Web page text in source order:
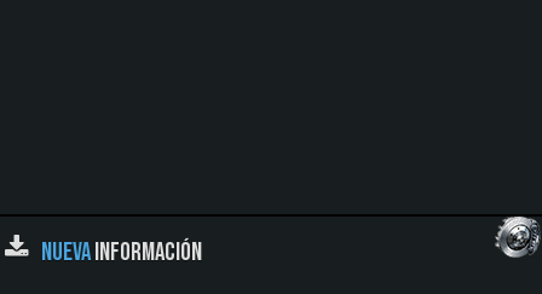
NUEVAINFORMACIÓN